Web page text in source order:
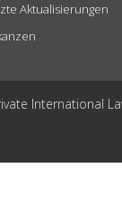
Aktualisierungen
International